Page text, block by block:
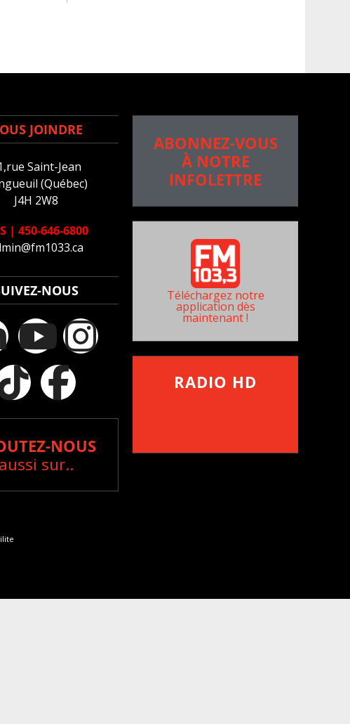
JOINDRE
Saint-Jean
(Québec)
J4H 2W8
| 450-646-6800
NOUS
NOUS
aussi sur..
ABONNEZ-VOUS
À NOTRE
INFOLETTRE
Téléchargez notre
application dès
maintenant !
RADIO HD